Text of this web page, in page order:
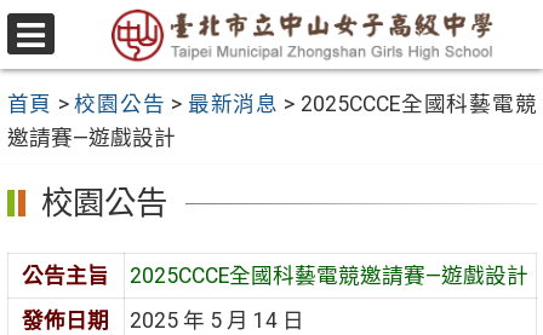
跳
至
要
內
容
區
選
單
首頁 >校園公告 > 最新消息 > 2025CCCE全國科藝電競
邀請賽—遊戲設計
校園公告
公告主旨
2025CCCE全國科藝電競邀請賽—遊戲設計
發佈日期
2025 年 5 月 14 日